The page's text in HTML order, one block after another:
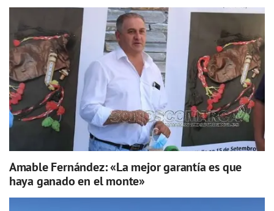
Amable Fernández: «La mejor garantía es que
haya ganado en el monte»